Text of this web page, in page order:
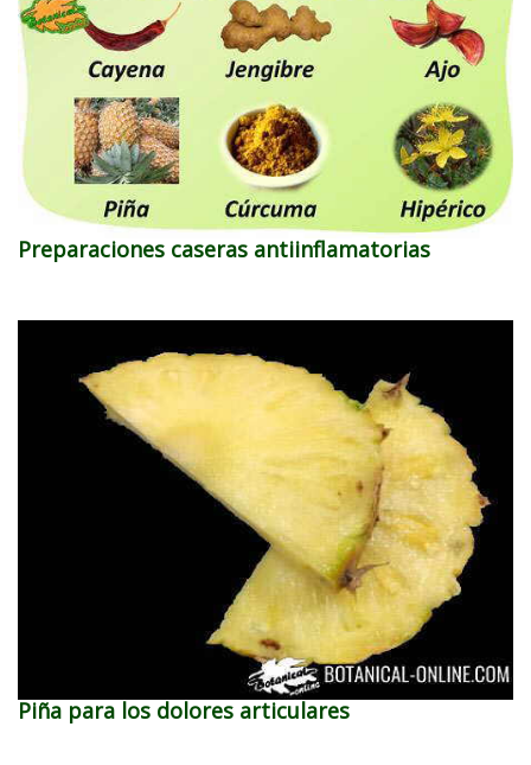
Preparaciones caseras antiinflamatorias
Piña para los dolores articulares